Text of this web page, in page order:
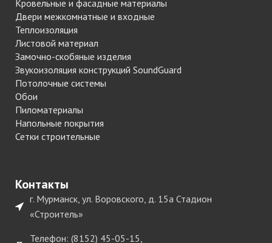
Кровельные и фасадные материалы
Двери межкомнатные и входные
Теплоизоляция
Листовой материал
Замочно-скобяные изделия
Звукоизоляция конструкций SoundGuard
Потолочные системы
Обои
Пиломатериалы
Напольные покрытия
Сетки строительные
Контакты
г. Мурманск, ул. Воровского, д. 15а Стадион
«Строитель»
Телефон: (8152) 45-05-15,